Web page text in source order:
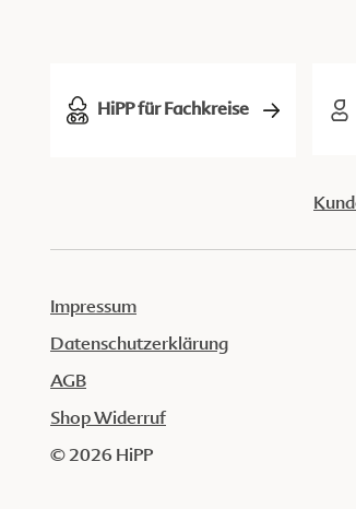
HiPP für Fachkreise
Impressum
Datenschutzerklärung
AGB
Shop Widerruf
© 2026 HiPP